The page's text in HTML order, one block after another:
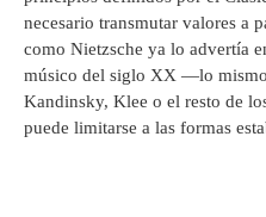
necesario transmutar valores a
como Nietzsche ya lo advertía
músico del siglo XX —lo
Kandinsky, Klee o el resto de
puede limitarse a las formas